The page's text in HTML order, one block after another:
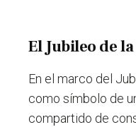
El Jubileo de
En el marco del
como símbolo de
compartido de